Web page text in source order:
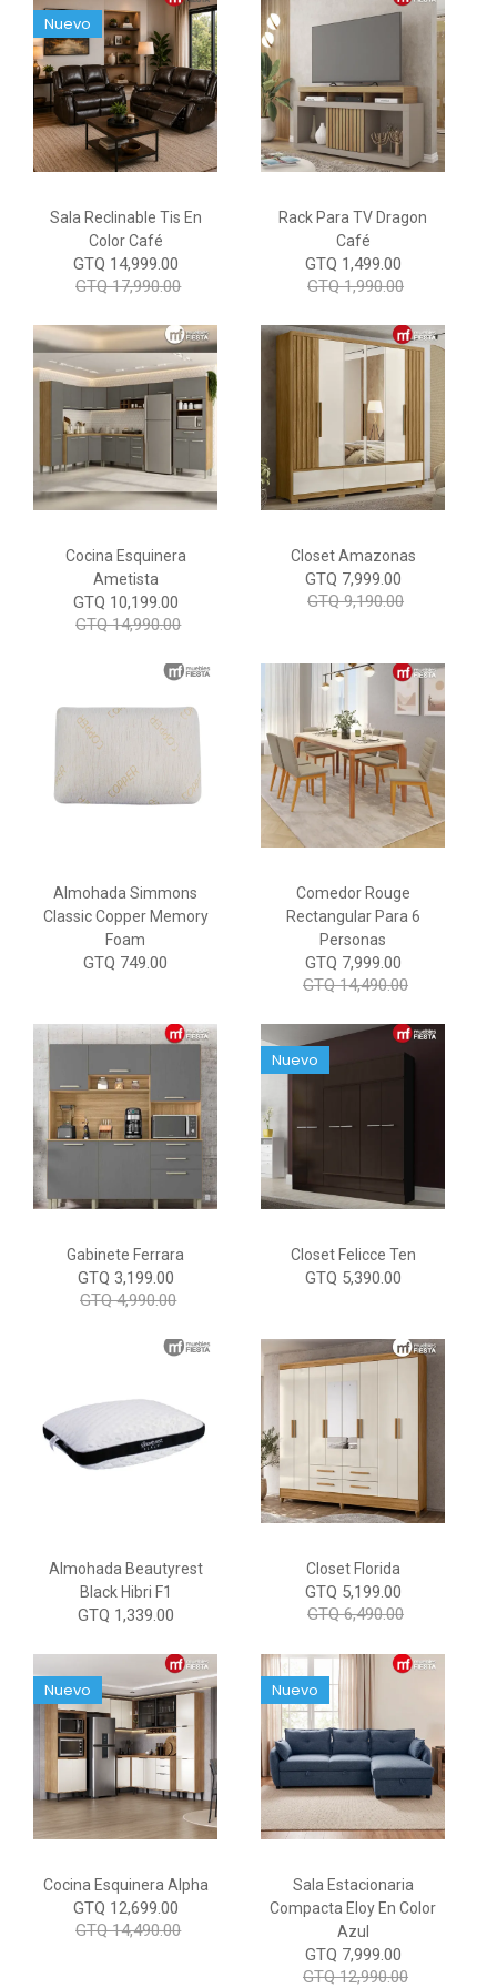
Sala Reclinable Tis En
Color Café
Nuevo
GTQ 14,999.00
GTQ 17,990.00
Rack Para TV Dragon
Café
GTQ 1,499.00
GTQ 1,990.00
Cocina Esquinera
Ametista
GTQ 10,199.00
GTQ 14,990.00
Closet Amazonas
GTQ 7,999.00
GTQ 9,190.00
Almohada Simmons
Classic Copper Memory
Foam
GTQ 749.00
Comedor Rouge
Rectangular Para 6
Personas
GTQ 7,999.00
GTQ 14,490.00
Gabinete Ferrara
GTQ 3,199.00
GTQ 4,990.00
Closet Felicce Ten
Nuevo
GTQ 5,390.00
Almohada Beautyrest
Black Hibri F1
GTQ 1,339.00
Closet Florida
GTQ 5,199.00
GTQ 6,490.00
Cocina Esquinera Alpha
Nuevo
GTQ 12,699.00
GTQ 14,490.00
Sala Estacionaria
Compacta Eloy En Color
Azul
Nuevo
GTQ 7,999.00
GTQ 12,990.00